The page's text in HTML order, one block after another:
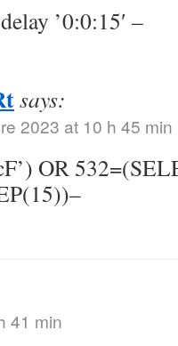
’0:0:15′ –
says:
2023 at 10 h 45 min
OR
41 min